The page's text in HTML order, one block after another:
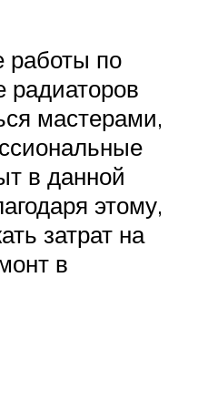
работы по
радиаторов
мастерами,
в данной
этому,
затрат на
в